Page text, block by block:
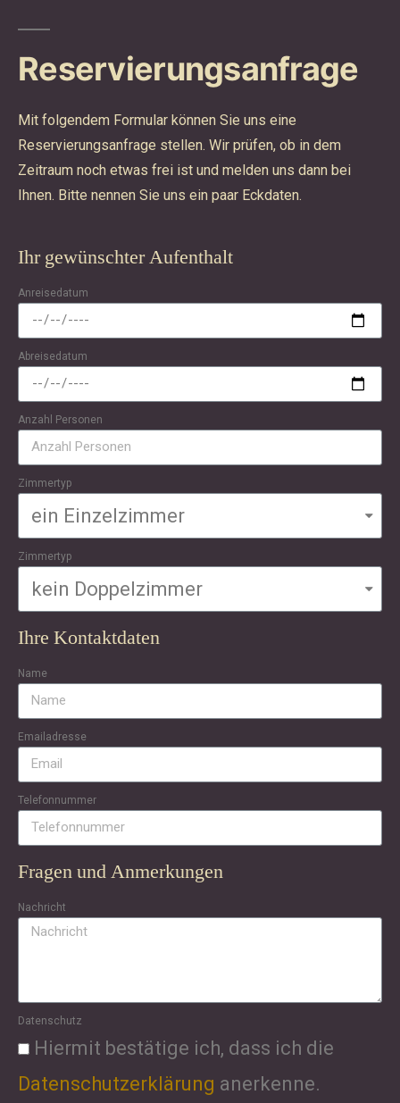
Reservierungsanfrage
Mit folgendem Formular können Sie uns eine
Reservierungsanfrage stellen. Wir prüfen, ob in dem
Zeitraum noch etwas frei ist und melden uns dann bei
Ihnen. Bitte nennen Sie uns ein paar Eckdaten.
Ihr gewünschter Aufenthalt
Anreisedatum
Abreisedatum
Anzahl Personen
Zimmertyp
Zimmertyp
Ihre Kontaktdaten
Name
Emailadresse
Telefonnummer
Fragen und Anmerkungen
Nachricht
Datenschutz
Hiermit bestätige ich, dass ich die
Datenschutzerklärung anerkenne.